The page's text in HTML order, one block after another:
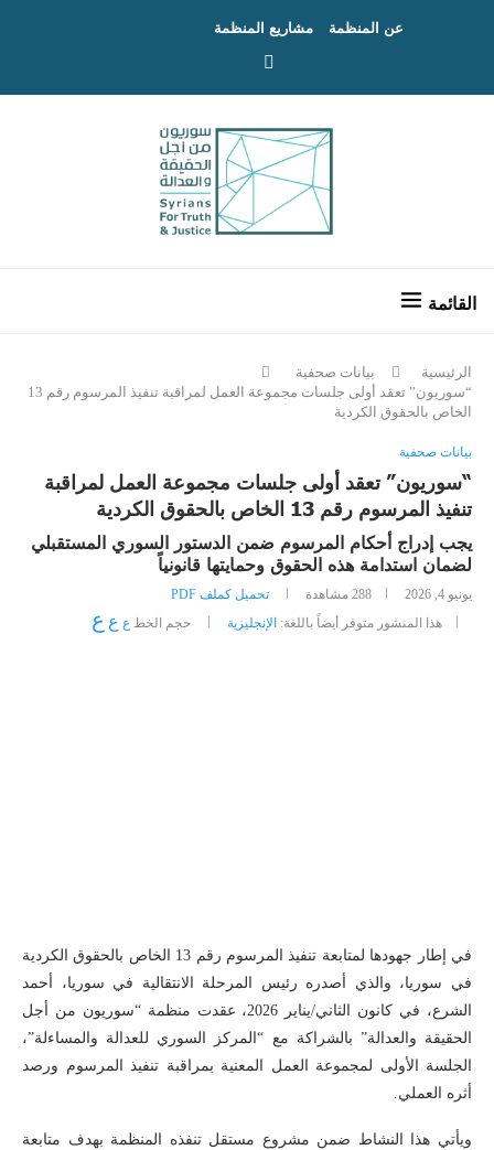
عن المنظمة مشاريع المنظمة
الرئيسية
بيانات صحفية
“سوريون” تعقد أولى جلسات مجموعة العمل لمراقبة تنفيذ المرسوم رقم 13
الخاص بالحقوق الكردية
بيانات صحفية
“سوريون” تعقد أولى جلسات مجموعة العمل لمراقبة
تنفيذ المرسوم رقم 13 الخاص بالحقوق الكردية
يجب إدراج أحكام المرسوم ضمن الدستور السوري المستقبلي
لضمان استدامة هذه الحقوق وحمايتها قانونياً
يونيو 4, 2026 288 مشاهدة
تحميل كملف PDF
هذا المنشور متوفر أيضاً باللغة: الإنجليزية حجم الخط ع ع ع
في إطار جهودها لمتابعة تنفيذ المرسوم رقم 13 الخاص بالحقوق الكردية
في سوريا، والذي أصدره رئيس المرحلة الانتقالية في سوريا، أحمد
الشرع، في كانون الثاني/يناير 2026، عقدت منظمة “سوريون من أجل
الحقيقة والعدالة” بالشراكة مع “المركز السوري للعدالة والمساءلة”،
الجلسة الأولى لمجموعة العمل المعنية بمراقبة تنفيذ المرسوم ورصد
أثره العملي.
ويأتي هذا النشاط ضمن مشروع مستقل تنفذه المنظمة بهدف متابعة